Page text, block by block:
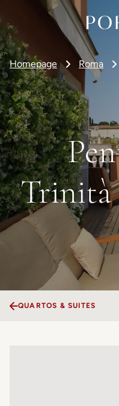
Homepage Roma
QUARTOS & SUITES